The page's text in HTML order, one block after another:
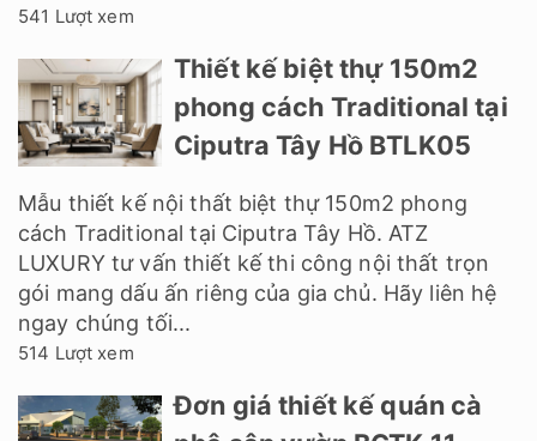
541 Lượt xem
Thiết kế biệt thự 150m2
phong cách Traditional tại
Ciputra Tây Hồ BTLK05
Mẫu thiết kế nội thất biệt thự 150m2 phong
cách Traditional tại Ciputra Tây Hồ. ATZ
LUXURY tư vấn thiết kế thi công nội thất trọn
gói mang dấu ấn riêng của gia chủ. Hãy liên hệ
ngay chúng tối...
514 Lượt xem
Đơn giá thiết kế quán cà